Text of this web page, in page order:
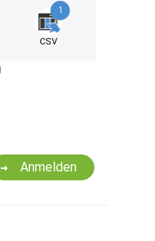
1
CSV
Anmelden